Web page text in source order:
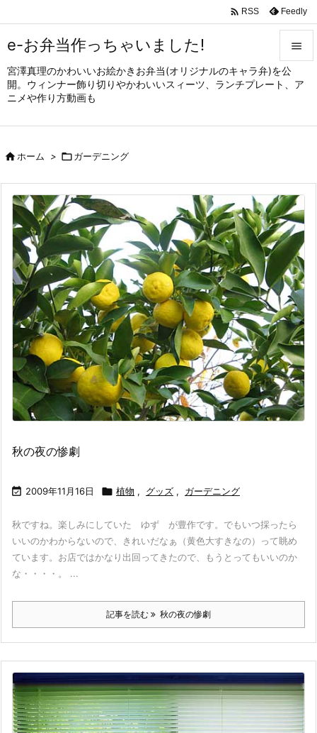
e-お弁当作っちゃいました!
宮澤真理のかわいいお絵かきお弁当(オリジナルのキャラ弁)を公
開。ウィンナー飾り切りやかわいいスィーツ、ランチプレート、ア
ニメや作り方動画も


メニュ
サイド

次へ

検索
 RSS Feedly
ホーム > ガーデニング
秋の夜の惨劇
 2009年11月16日  植物 , グッズ , ガーデニング
秋ですね。楽しみにしていた ゆず が豊作です。でもいつ採ったら
いいのかわからないので、きれいだなぁ（黄色大すきなの）って眺め
ています。お店ではかなり出回ってきたので、もうとってもいいのか
な・・・・。 ...
記事を読む 秋の夜の惨劇